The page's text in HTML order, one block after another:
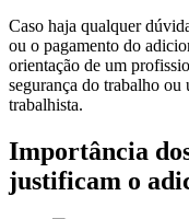
Caso haja qualquer
ou o pagamento do
orientação de um
segurança do trabalho
trabalhista.
Importância
justificam o